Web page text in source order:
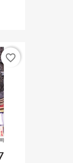
favorite_border